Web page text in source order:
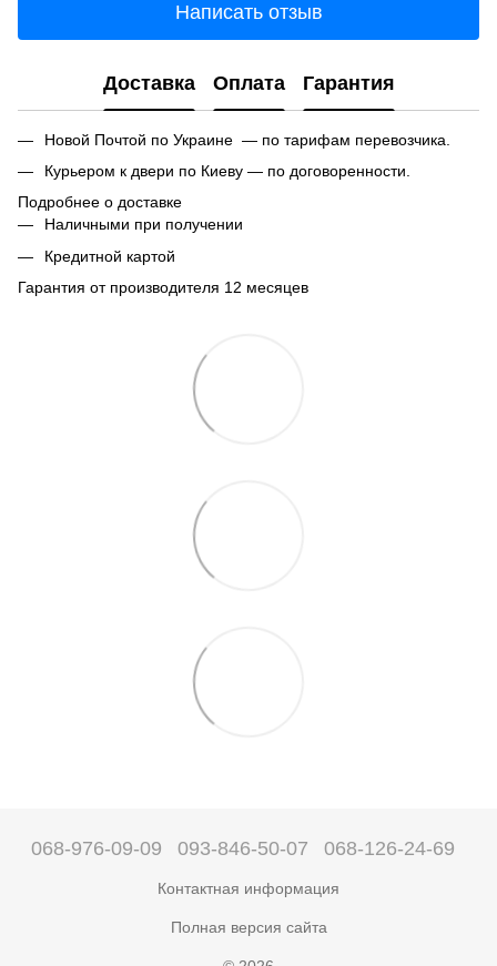
Написать отзыв
Доставка Оплата Гарантия
Новой Почтой по Украине — по тарифам перевозчика.
Курьером к двери по Киеву — по договоренности.
Подробнее о доставке
Наличными при получении
Кредитной картой
Гарантия от производителя 12 месяцев
068-976-09-09 093-846-50-07 068-126-24-69
Контактная информация
Полная версия сайта